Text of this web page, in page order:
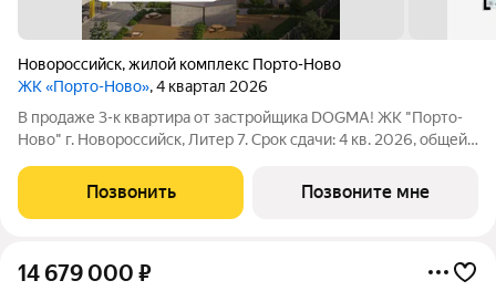
Новороссийск,жилой комплекс Порто-Ново
ЖК «Порто-Ново», 4 квартал 2026
В продаже 3-к квартира от застройщика DOGMA! ЖК "Порто-
Ново" г. Новороссийск, Литер 7. Срок сдачи: 4 кв. 2026, общей
для комфортной жизни. Место, где шум Чёрного моря
становится саундтреком
Позвонить Позвоните мне
14 679 000 ₽